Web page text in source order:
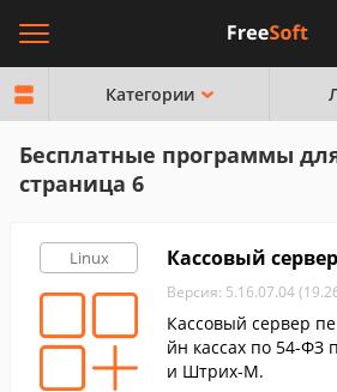
Категории
Бесплатные программы
страница 6
Linux Кассовый
Версия: 5.16.07.04
Кассовый сервер
йн кассах по 54-ФЗ
и Штрих-М.